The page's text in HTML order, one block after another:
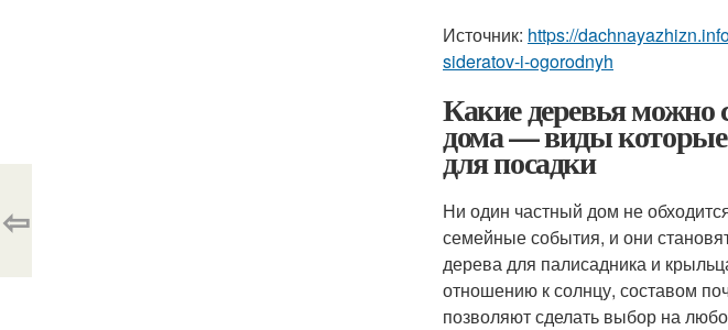
Источник: https://
sideratov-i-ogorodnyh
Какие деревья можно
дома — виды которые
для посадки
Ни один частный дом не
семейные события, и они
дерева для палисадника и
отношению к солнцу, составом
позволяют сделать выбор на
⇦